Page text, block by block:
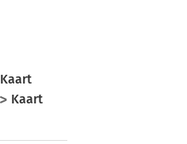
Kaart
Kaart